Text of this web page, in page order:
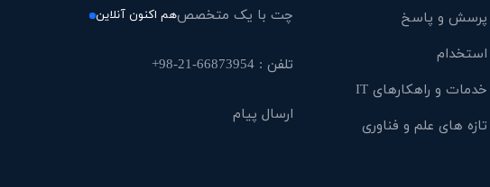
پرسش و پاسخ
استخدام
خدمات و راهکارهای IT
تازه های علم و فناوری
چت با یک متخصصهم اکنون آنلاین
تلفن : 66873954-21-98+
ارسال پیام